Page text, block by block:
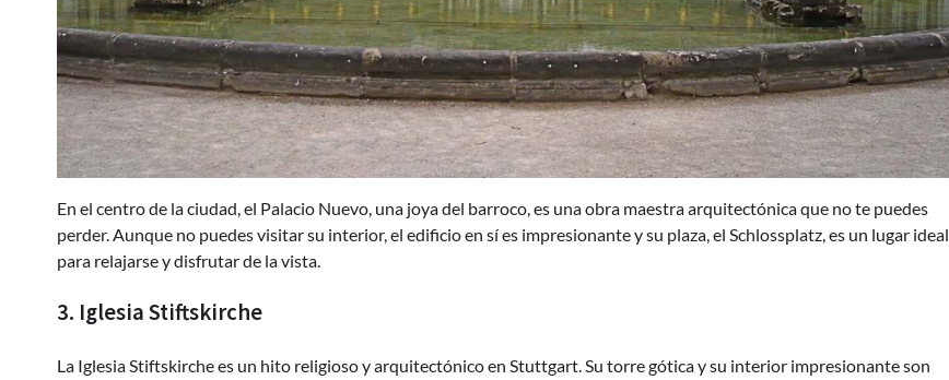
En el centro de la ciudad, el Palacio Nuevo, una joya del barroco, es una obra maestra arquitectónica que no te puedes
perder. Aunque no puedes visitar su interior, el edificio en sí es impresionante y su plaza, el Schlossplatz, es un lugar ideal
para relajarse y disfrutar de la vista.
3. Iglesia Stiftskirche
La Iglesia Stiftskirche es un hito religioso y arquitectónico en Stuttgart. Su torre gótica y su interior impresionante son